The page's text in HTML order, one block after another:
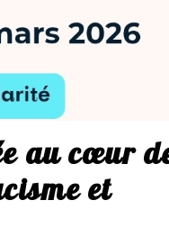
au cœur
et